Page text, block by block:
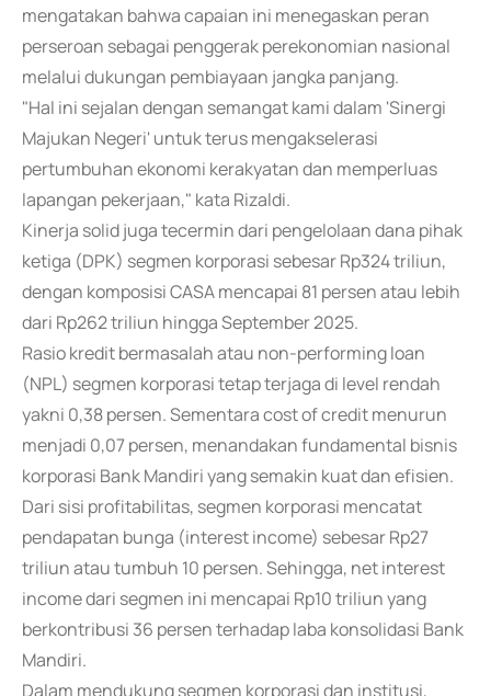
mengatakan bahwa capaian ini menegaskan peran
perseroan sebagai penggerak perekonomian nasional
melalui dukungan pembiayaan jangka panjang.
"Hal ini sejalan dengan semangat kami dalam 'Sinergi
Majukan Negeri' untuk terus mengakselerasi
pertumbuhan ekonomi kerakyatan dan memperluas
lapangan pekerjaan," kata Rizaldi.
Kinerja solid juga tecermin dari pengelolaan dana pihak
ketiga (DPK) segmen korporasi sebesar Rp324 triliun,
dengan komposisi CASA mencapai 81 persen atau lebih
dari Rp262 triliun hingga September 2025.
Rasio kredit bermasalah atau non-performing loan
(NPL) segmen korporasi tetap terjaga di level rendah
yakni 0,38 persen. Sementara cost of credit menurun
menjadi 0,07 persen, menandakan fundamental bisnis
korporasi Bank Mandiri yang semakin kuat dan efisien.
Dari sisi profitabilitas, segmen korporasi mencatat
pendapatan bunga (interest income) sebesar Rp27
triliun atau tumbuh 10 persen. Sehingga, net interest
income dari segmen ini mencapai Rp10 triliun yang
berkontribusi 36 persen terhadap laba konsolidasi Bank
Mandiri.
Dalam mendukung segmen korporasi dan institusi,